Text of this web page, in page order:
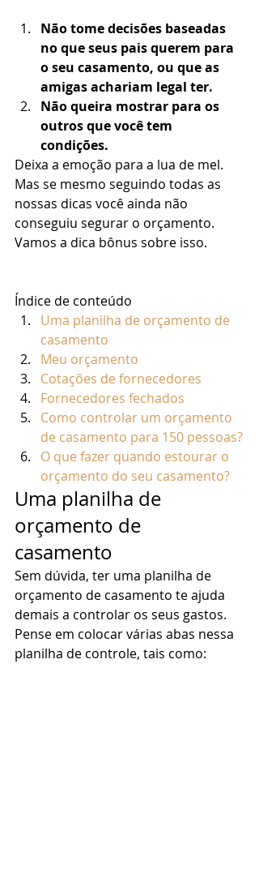
Não tome decisões baseadas
no que seus pais querem para
o seu casamento, ou que as
amigas achariam legal ter.
Não queira mostrar para os
outros que você tem
condições.
Deixa a emoção para a lua de mel.
Mas se mesmo seguindo todas as
nossas dicas você ainda não
conseguiu segurar o orçamento.
Vamos a dica bônus sobre isso.
Índice de conteúdo
Uma planilha de orçamento de
casamento
Meu orçamento
Cotações de fornecedores
Fornecedores fechados
Como controlar um orçamento
de casamento para 150 pessoas?
O que fazer quando estourar o
orçamento do seu casamento?
Uma planilha de
orçamento de
casamento
Sem dúvida, ter uma planilha de
orçamento de casamento te ajuda
demais a controlar os seus gastos.
Pense em colocar várias abas nessa
planilha de controle, tais como: